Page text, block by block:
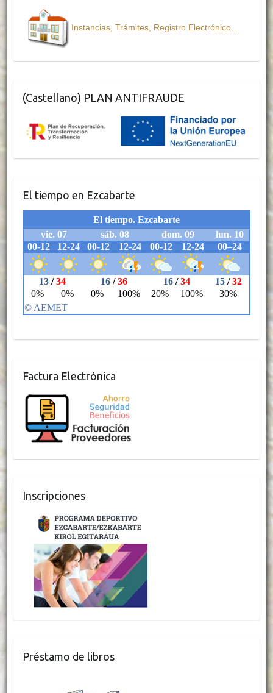
Instancias, Trámites, Registro Electrónico…
(Castellano) PLAN ANTIFRAUDE
El tiempo en Ezcabarte
Factura Electrónica
Inscripciones
Préstamo de libros